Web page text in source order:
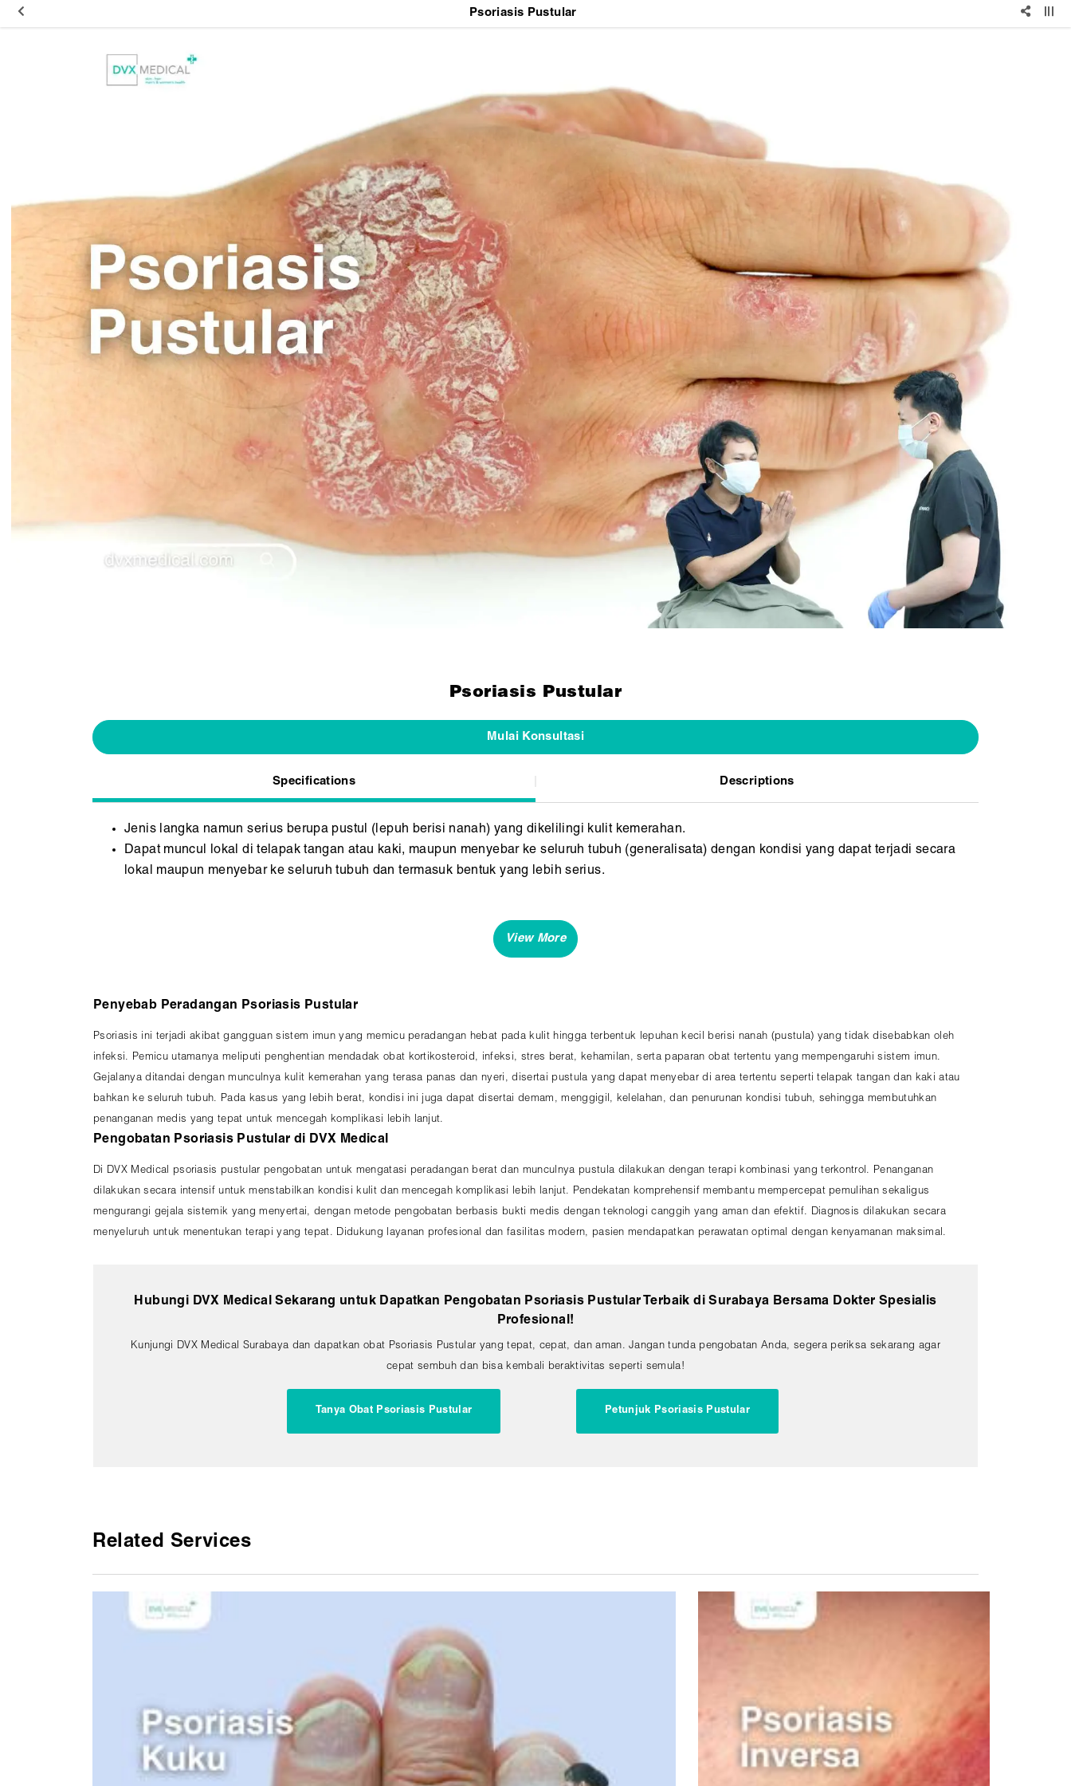
Psoriasis Pustular
Psoriasis Pustular
Mulai Konsultasi
Specifications Descriptions
Jenis langka namun serius berupa pustul (lepuh berisi nanah) yang dikelilingi kulit kemerahan.
Dapat muncul lokal di telapak tangan atau kaki, maupun menyebar ke seluruh tubuh (generalisata) dengan kondisi yang dapat terjadi secara
lokal maupun menyebar ke seluruh tubuh dan termasuk bentuk yang lebih serius.
Penyebab Peradangan Psoriasis Pustular
Psoriasis ini terjadi akibat gangguan sistem imun yang memicu peradangan hebat pada kulit hingga terbentuk lepuhan kecil berisi nanah (pustula) yang tidak disebabkan oleh
infeksi. Pemicu utamanya meliputi penghentian mendadak obat kortikosteroid, infeksi, stres berat, kehamilan, serta paparan obat tertentu yang mempengaruhi sistem imun.
Gejalanya ditandai dengan munculnya kulit kemerahan yang terasa panas dan nyeri, disertai pustula yang dapat menyebar di area tertentu seperti telapak tangan dan kaki atau
bahkan ke seluruh tubuh. Pada kasus yang lebih berat, kondisi ini juga dapat disertai demam, menggigil, kelelahan, dan penurunan kondisi tubuh, sehingga membutuhkan
penanganan medis yang tepat untuk mencegah komplikasi lebih lanjut.
Pengobatan Psoriasis Pustular di DVX Medical
Di DVX Medical psoriasis pustular pengobatan untuk mengatasi peradangan berat dan munculnya pustula dilakukan dengan terapi kombinasi yang terkontrol. Penanganan
dilakukan secara intensif untuk menstabilkan kondisi kulit dan mencegah komplikasi lebih lanjut. Pendekatan komprehensif membantu mempercepat pemulihan sekaligus
mengurangi gejala sistemik yang menyertai, dengan metode pengobatan berbasis bukti medis dengan teknologi canggih yang aman dan efektif. Diagnosis dilakukan secara
menyeluruh untuk menentukan terapi yang tepat. Didukung layanan profesional dan fasilitas modern, pasien mendapatkan perawatan optimal dengan kenyamanan maksimal.
Hubungi DVX Medical Sekarang untuk Dapatkan Pengobatan Psoriasis Pustular Terbaik di Surabaya Bersama Dokter Spesialis
Profesional!
Kunjungi DVX Medical Surabaya dan dapatkan obat Psoriasis Pustular yang tepat, cepat, dan aman. Jangan tunda pengobatan Anda, segera periksa sekarang agar
cepat sembuh dan bisa kembali beraktivitas seperti semula!
Tanya Obat Psoriasis Pustular Petunjuk Psoriasis Pustular
Related Services